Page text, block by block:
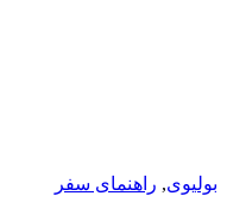
بولیوی, راهنمای سفر